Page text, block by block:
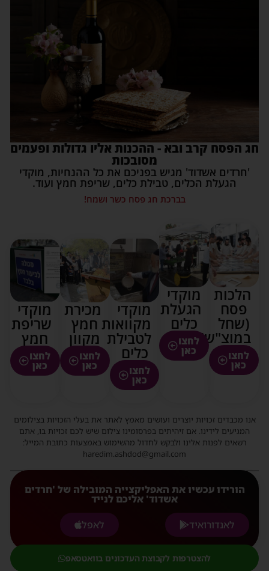
חג הפסח קרב ובא - ההכנות אליו גדולות ופעמים
מסובכות
'חרדים אשדוד' מגיש בפניכם את כל ההנחיות, מוקדי
הגעלת הכלים, טבילת כלים, שריפת חמץ ועוד.
בברכת חג פסח כשר ושמח!
הלכות
פסח
(שחל
במוצ"ש)
לחצו
כאן
מוקדי
הגעלת
כלים
לחצו
כאן
מוקדי
מקוואות
לטבילת
כלים
לחצו
כאן
מכירת
חמץ
מקוון
לחצו
כאן
מוקדי
שריפת
חמץ
לחצו
כאן
אנו מכבדים זכויות יוצרים ועושים מאמץ לאתר את בעלי הזכויות בצילומים
המגיעים לידינו. אם זיהיתים בפרסומינו צילום שיש לכם זכויות בו, אתם
רשאים לפנות אלינו ולבקש לחדול מהשימוש באמצעות כתובת המייל:
haredim.ashdod@gmail.com
הורידו עכשיו את האפליקצייה המובילה של 'חרדים
אשדוד' אליכם לנייד
לאנדורואיד
לאפל
להצטרפות לקבוצת העדכונים בוואטסאפ